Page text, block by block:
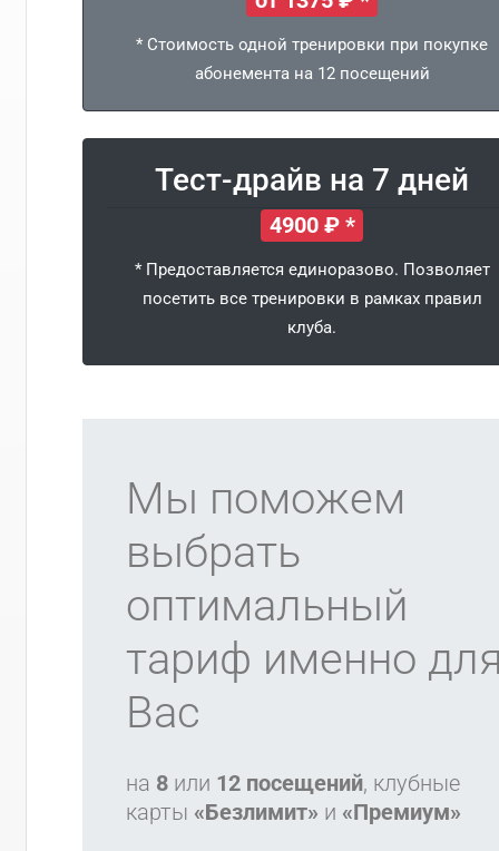
* Стоимость одной тренировки при покупке
абонемента на 12 посещений
Тест-драйв на 7 дней
4900 ₽ *
* Предоставляется единоразово. Позволяет
посетить все тренировки в рамках правил
клуба.
Мы поможем
выбрать
оптимальный
тариф именно
Вас
на 8 или 12 посещений, клубные
карты «Безлимит» и «Премиум»